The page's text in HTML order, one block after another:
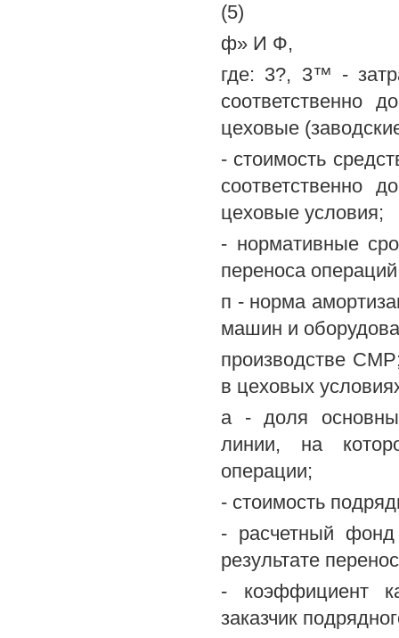
(5)
ф» И Ф,
где: 3?, 3™ -
соответственно
цеховые
- стоимость
соответственно
цеховые условия;
- нормативные
переноса
п - норма
машин и
производстве
в цеховых
а - доля
линии, на
операции;
- стоимость
- расчетный фонд
результате
- коэффициент
заказчик